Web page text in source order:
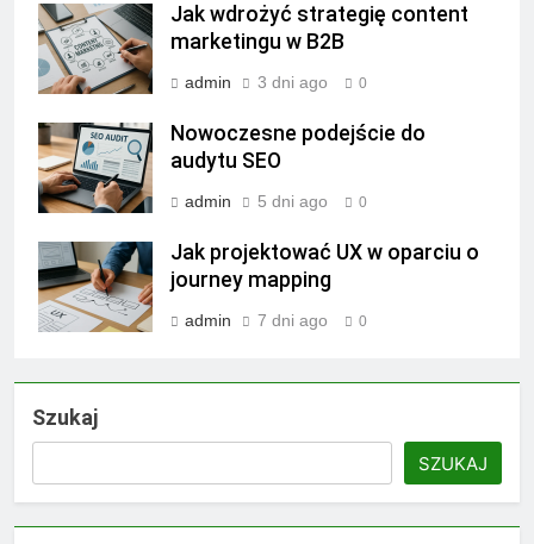
Jak wdrożyć strategię content
marketingu w B2B
admin 3 dni ago 0
Nowoczesne podejście do
audytu SEO
admin 5 dni ago 0
Jak projektować UX w oparciu o
journey mapping
admin 7 dni ago 0
Szukaj
SZUKAJ